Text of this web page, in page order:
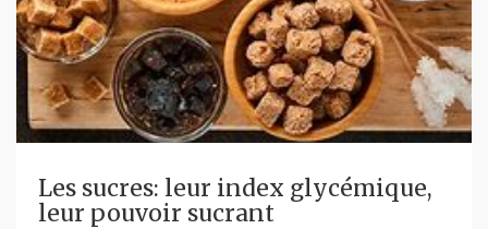
Les sucres: leur index glycémique,
leur pouvoir sucrant